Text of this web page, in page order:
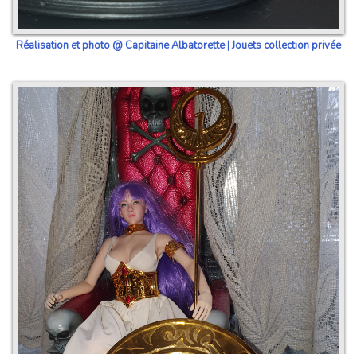
Réalisation et photo @ Capitaine Albatorette | Jouets collection privée